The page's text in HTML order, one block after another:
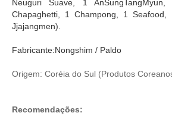
Neuguri Suave, 1
Chapaghetti, 1 Champong, 1 Seafood,
Jjajangmen).
Fabricante:Nongshim / Paldo
Origem: Coréia do Sul (Produtos
Recomendações: